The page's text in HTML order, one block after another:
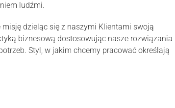
ludźmi.
misję dzieląc się z naszymi Klientami swoją
biznesową dostosowując nasze rozwiązania
Styl, w jakim chcemy pracować określają